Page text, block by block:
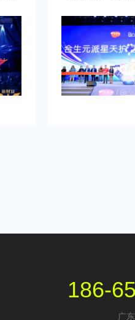
新
次
并营造良好的品
到：增加曝光度
体，提高知名度
销售。可是鉴于
资源进行大规模
业的策划和执行
186-
广